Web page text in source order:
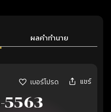
ผลคำทำนาย
เบอร์โปรด แชร์
5563